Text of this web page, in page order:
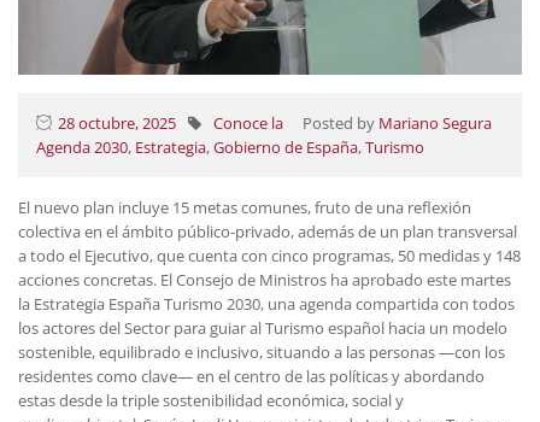
28 octubre, 2025 Posted by Mariano Segura
Conoce la
Agenda 2030, Estrategia,Gobierno de España,Turismo
El nuevo plan incluye 15 metas comunes, fruto de una reflexión
colectiva en el ámbito público-privado, además de un plan transversal
a todo el Ejecutivo, que cuenta con cinco programas, 50 medidas y 148
acciones concretas. El Consejo de Ministros ha aprobado este martes
la Estrategia España Turismo 2030, una agenda compartida con todos
los actores del Sector para guiar al Turismo español hacia un modelo
sostenible, equilibrado e inclusivo, situando a las personas —con los
residentes como clave— en el centro de las políticas y abordando
estas desde la triple sostenibilidad económica, social y